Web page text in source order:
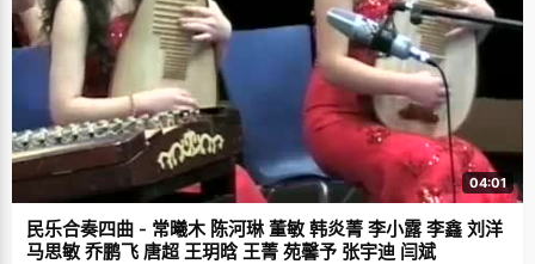
04:01
民乐合奏四曲 - 常曦木 陈河琳 董敏 韩炎菁 李小露 李鑫 刘洋
马思敏 乔鹏飞 唐超 王玥晗 王菁 苑馨予 张宇迪 闫斌